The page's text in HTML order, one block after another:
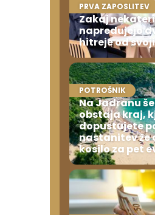
PRVA ZAPOSLITEV
Zakaj
napredujejo
hitreje od
POTROŠNIK
Na Jadranu
obstaja kraj,
dopustujete
nastanitev že
kosilo za pet